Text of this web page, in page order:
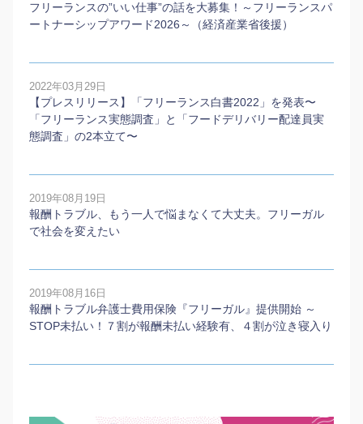
フリーランスの”いい仕事”の話を大募集！～フリーランスパ
ートナーシップアワード2026～（経済産業省後援）
2022年03月29日
【プレスリリース】「フリーランス白書2022」を発表〜
「フリーランス実態調査」と「フードデリバリー配達員実
態調査」の2本⽴て〜
2019年08月19日
報酬トラブル、もう一人で悩まなくて大丈夫。フリーガル
で社会を変えたい
2019年08月16日
報酬トラブル弁護士費用保険『フリーガル』提供開始 ～
STOP未払い！７割が報酬未払い経験有、４割が泣き寝入り